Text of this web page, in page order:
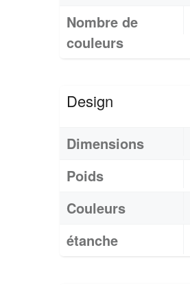
Nombre de
couleurs
Design
Dimensions
Poids
Couleurs
étanche